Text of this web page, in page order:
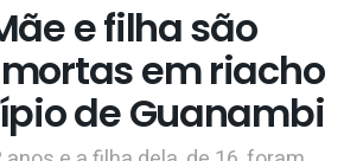
e filha são
em riacho
de Guanambi